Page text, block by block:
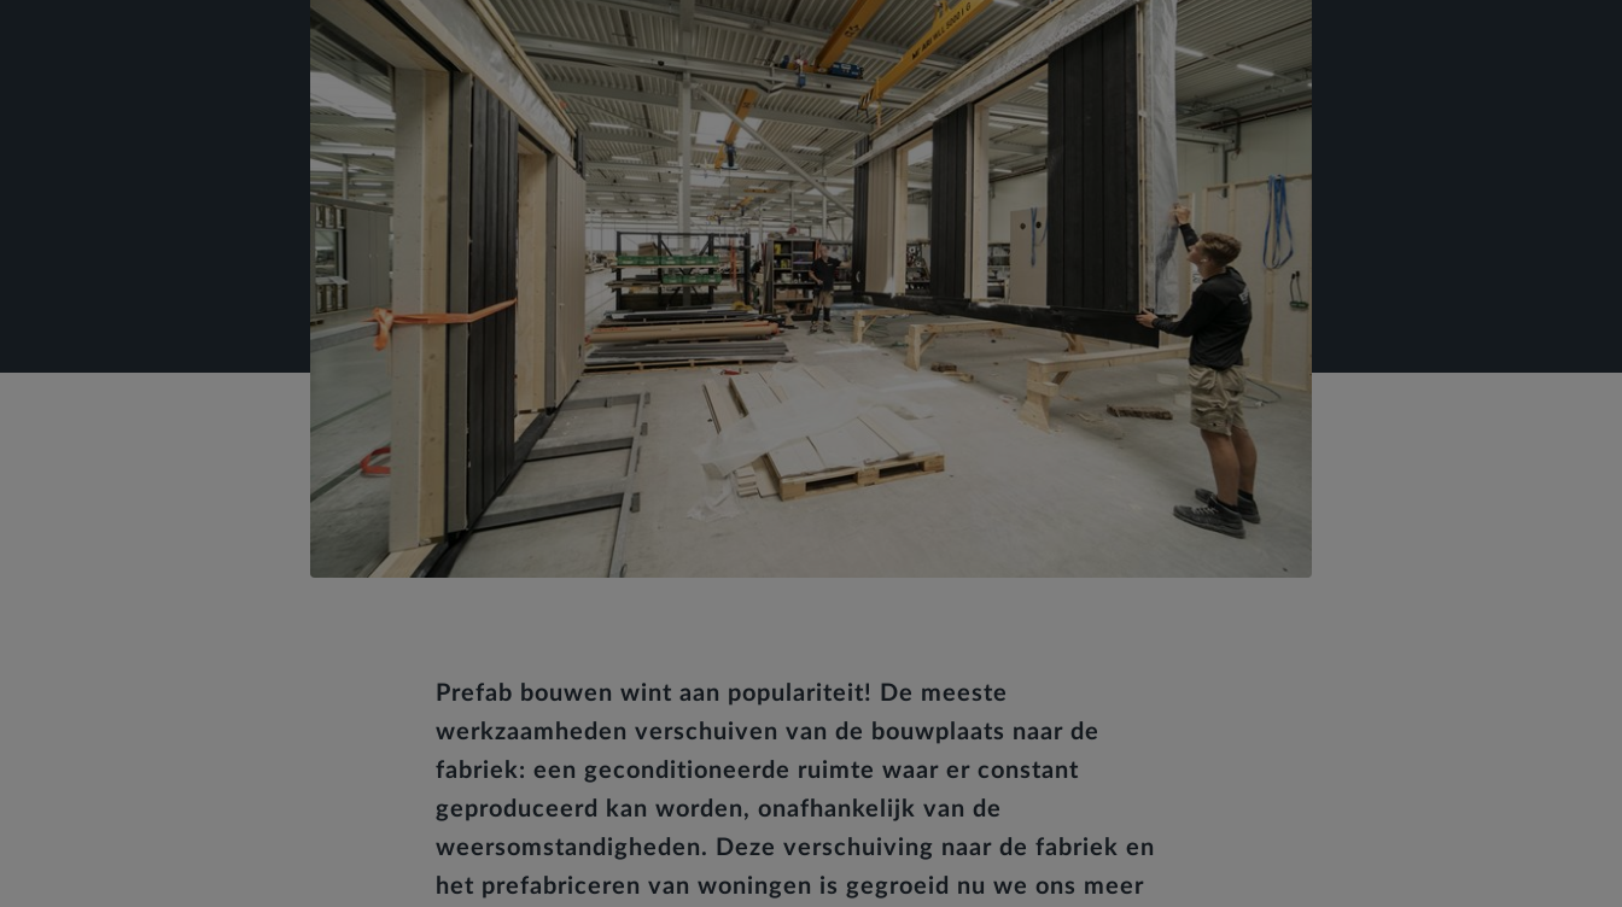
Prefab bouwen wint aan populariteit! De meeste
werkzaamheden verschuiven van de bouwplaats naar de
fabriek: een geconditioneerde ruimte waar er constant
geproduceerd kan worden, onafhankelijk van de
weersomstandigheden. Deze verschuiving naar de fabriek en
het prefabriceren van woningen is gegroeid nu we ons meer